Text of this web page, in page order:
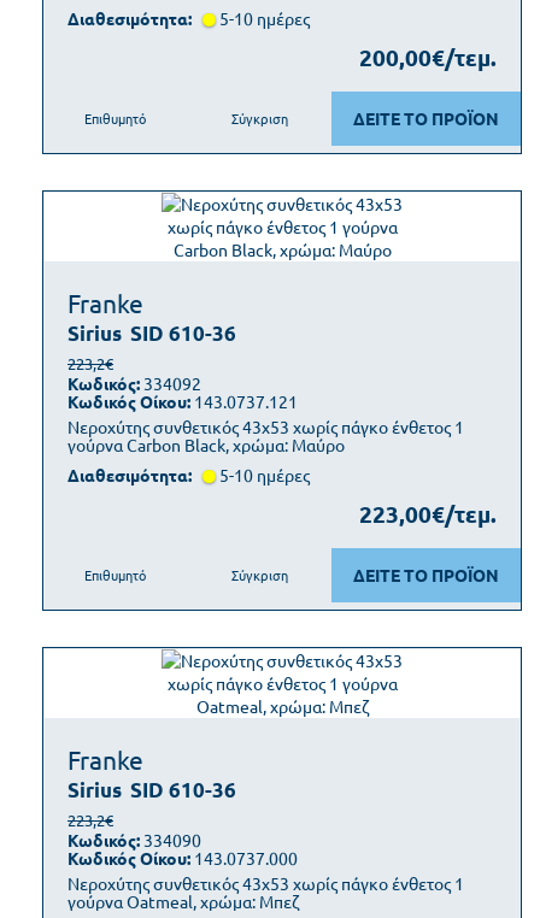
Διαθεσιμότητα: 5-10 ημέρες
200,00€/τεμ.
ΔΕΙΤΕ ΤΟ ΠΡΟΪΟΝ
Επιθυμητό Σύγκριση
Franke
Sirius SID 610-36
Νεροχύτης συνθετικός 43x53 χωρίς πάγκο ένθετος 1
γούρνα Carbon Black, χρώμα: Μαύρο
223,2€
Κωδικός: 334092
Κωδικός Οίκου: 143.0737.121
Διαθεσιμότητα: 5-10 ημέρες
223,00€/τεμ.
ΔΕΙΤΕ ΤΟ ΠΡΟΪΟΝ
Επιθυμητό Σύγκριση
Franke
Sirius SID 610-36
Νεροχύτης συνθετικός 43x53 χωρίς πάγκο ένθετος 1
γούρνα Oatmeal, χρώμα: Μπεζ
223,2€
Κωδικός: 334090
Κωδικός Οίκου: 143.0737.000